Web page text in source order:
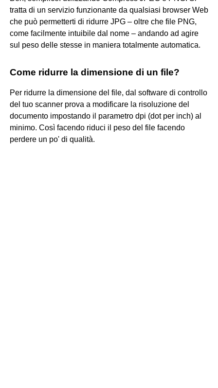
tratta di un servizio funzionante da qualsiasi browser Web
che può permetterti di ridurre JPG – oltre che file PNG,
come facilmente intuibile dal nome – andando ad agire
sul peso delle stesse in maniera totalmente automatica.
Come ridurre la dimensione di un file?
Per ridurre la dimensione del file, dal software di controllo
del tuo scanner prova a modificare la risoluzione del
documento impostando il parametro dpi (dot per inch) al
minimo. Così facendo riduci il peso del file facendo
perdere un po' di qualità.